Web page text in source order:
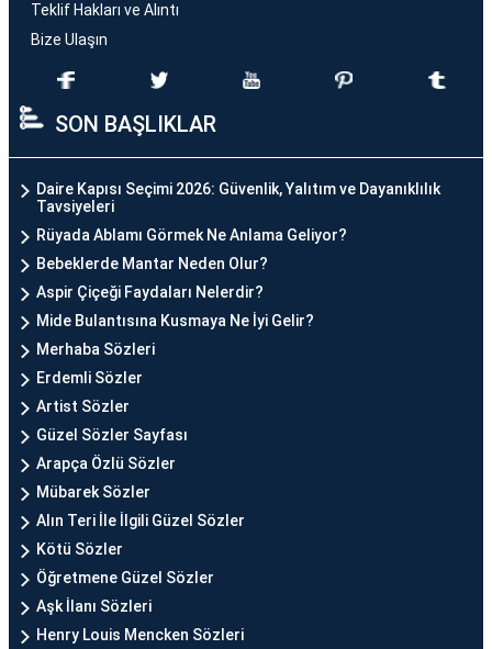
Teklif Hakları ve Alıntı
Bize Ulaşın
SON BAŞLIKLAR
Daire Kapısı Seçimi 2026: Güvenlik, Yalıtım ve Dayanıklılık
Tavsiyeleri
Rüyada Ablamı Görmek Ne Anlama Geliyor?
Bebeklerde Mantar Neden Olur?
Aspir Çiçeği Faydaları Nelerdir?
Mide Bulantısına Kusmaya Ne İyi Gelir?
Merhaba Sözleri
Erdemli Sözler
Artist Sözler
Güzel Sözler Sayfası
Arapça Özlü Sözler
Mübarek Sözler
Alın Teri İle İlgili Güzel Sözler
Kötü Sözler
Öğretmene Güzel Sözler
Aşk İlanı Sözleri
Henry Louis Mencken Sözleri